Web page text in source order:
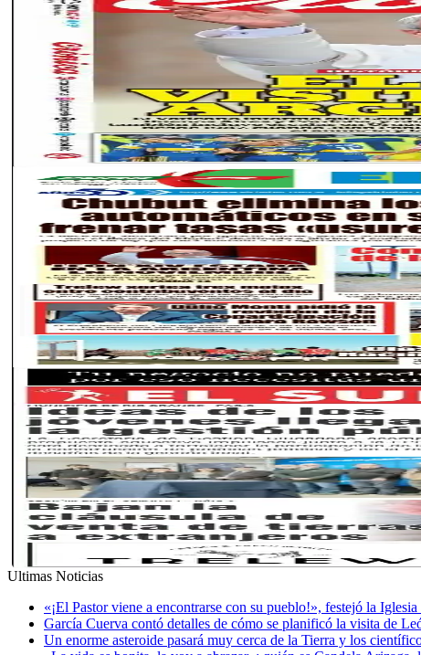
Ultimas Noticias
«¡El Pastor viene a encontrarse con su pueblo!», festejó la
García Cuerva contó detalles de cómo se planificó la visita de
Un enorme asteroide pasará muy cerca de la Tierra y los